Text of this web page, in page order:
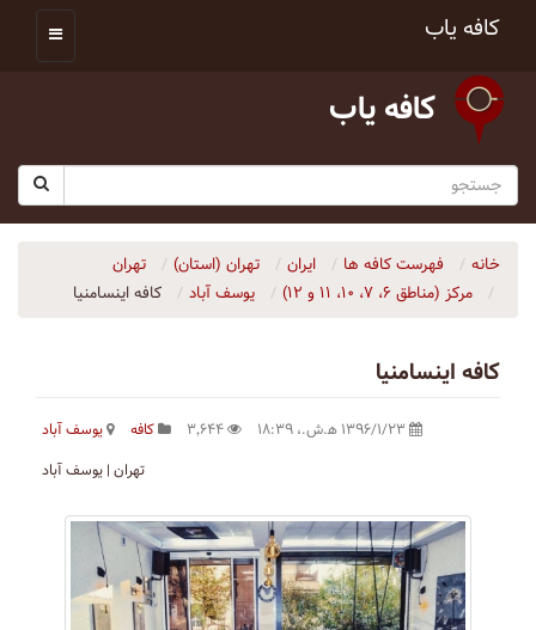
کافه یاب
کافه یاب
خانه فهرست کافه ها ایران تهران (استان)
تهران
مرکز (مناطق ۶، ۷، ۱۰، ۱۱ و ۱۲)
یوسف آباد کافه اینسامنیا
کافه اینسامنیا
کافه
یوسف آباد
تهران | یوسف آباد